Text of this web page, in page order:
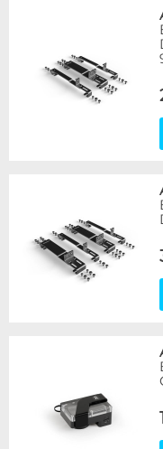
Disponibilité /
Articles en